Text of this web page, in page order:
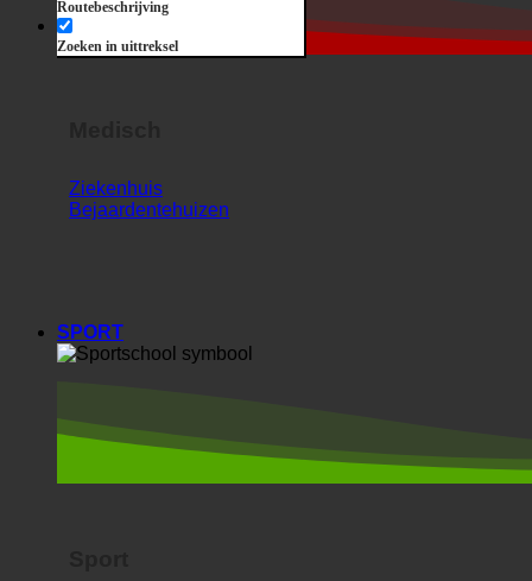
Routebeschrijving
Zoeken in uittreksel
Horrorshow
Ziekenhuis
Bejaardentehuizen
SPORT